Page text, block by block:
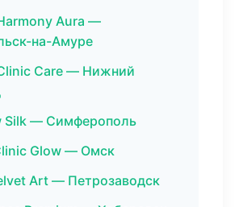
Aura —
на-Амуре
Care — Нижний
Silk — Симферополь
Glow — Омск
Art — Петрозаводск